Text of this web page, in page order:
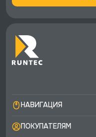
НАВИГАЦИЯ
ПОКУПАТЕЛЯМ